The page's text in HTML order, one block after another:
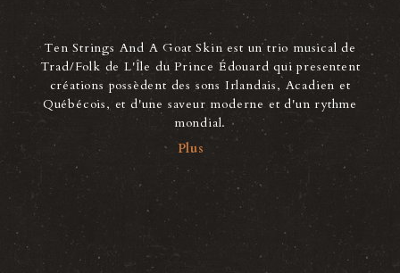
Ten Strings And A Goat Skin est un trio musical de
Trad/Folk de L'Île du Prince Édouard qui presentent
créations possèdent des sons Irlandais, Acadien et
Québécois, et d'une saveur moderne et d'un rythme
mondial.
Plus